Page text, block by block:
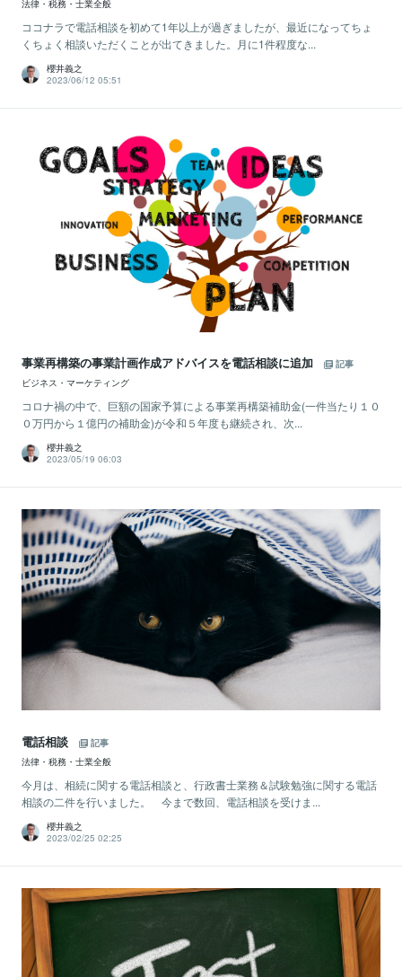
法律・税務・士業全般
ココナラで電話相談を初めて1年以上が過ぎましたが、最近になってちょ
くちょく相談いただくことが出てきました。月に1件程度な...
櫻井義之
2023/06/12 05:51
事業再構築の事業計画作成アドバイスを電話相談に追加
記事
ビジネス・マーケティング
コロナ禍の中で、巨額の国家予算による事業再構築補助金(一件当たり１０
０万円から１億円の補助金)が令和５年度も継続され、次...
櫻井義之
2023/05/19 06:03
電話相談
記事
法律・税務・士業全般
今月は、相続に関する電話相談と、行政書士業務＆試験勉強に関する電話
相談の二件を行いました。 今まで数回、電話相談を受けま...
櫻井義之
2023/02/25 02:25